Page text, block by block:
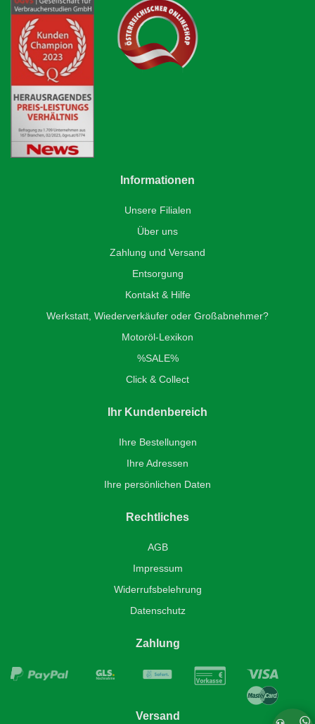
Informationen
Unsere Filialen
Über uns
Zahlung und Versand
Entsorgung
Kontakt & Hilfe
Werkstatt, Wiederverkäufer oder Großabnehmer?
Motoröl-Lexikon
%SALE%
Click & Collect
Ihr Kundenbereich
Ihre Bestellungen
Ihre Adressen
Ihre persönlichen Daten
Rechtliches
AGB
Impressum
Widerrufsbelehrung
Datenschutz
Zahlung
Versand